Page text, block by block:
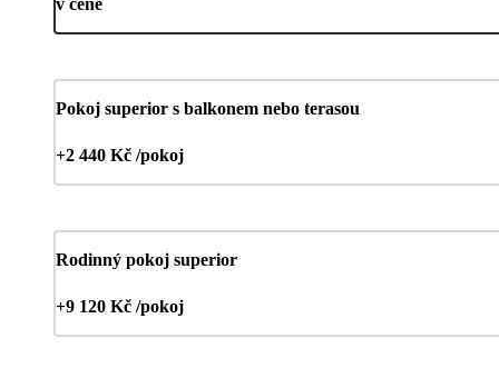
Pokoj superior s balkonem nebo terasou
+2 440 Kč /pokoj
Rodinný pokoj superior
+9 120 Kč /pokoj